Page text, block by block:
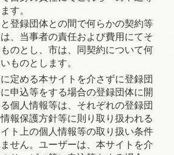
す。
登録団体との間で何らかの契約等
、当事者の責任および費用にてそ
のとし、市は、同契約について何
ものとします。
定める本サイトを介さずに登録団
申込等をする場合の登録団体に開
個人情報等は、それぞれの登録団
報保護方針等に則り取り扱われる
ト上の個人情報等の取り扱い条件
せん。ユーザーは、本サイトを介